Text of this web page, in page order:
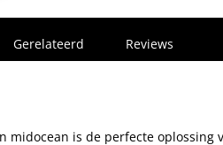
Gerelateerd Reviews
midocean is de perfecte